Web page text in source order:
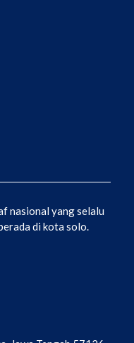
nasional yang selalu
di kota solo.